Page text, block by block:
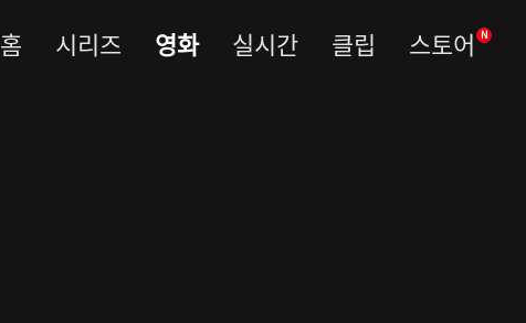
홈 시리즈 영화 실시간 클립 스토어 N